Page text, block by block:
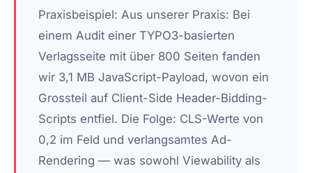
Praxisbeispiel: Aus unserer Praxis: Bei
einem Audit einer TYPO3-basierten
Verlagsseite mit über 800 Seiten fanden
wir 3,1 MB JavaScript-Payload, wovon ein
Grossteil auf Client-Side Header-Bidding-
Scripts entfiel. Die Folge: CLS-Werte von
0,2 im Feld und verlangsamtes Ad-
Rendering — was sowohl Viewability als